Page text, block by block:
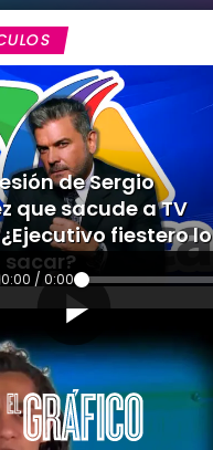
de Sergio
que sacude a TV
fiestero lo
0:00 / 0:00
[Publicidad]